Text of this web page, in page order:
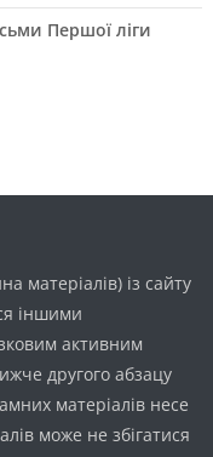
Першої ліги
матеріалів) із сайту
іншими
активним
другого абзацу
матеріалів несе
може не збігатися